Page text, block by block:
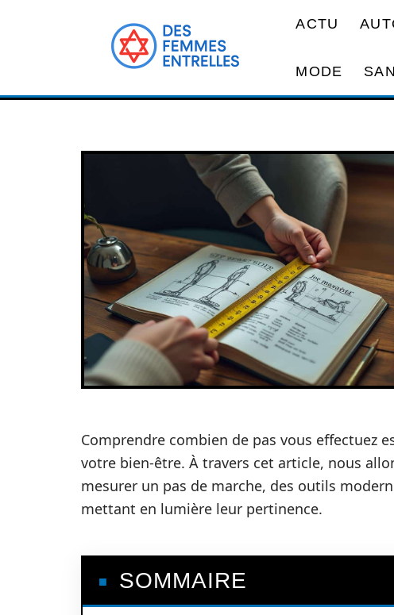
ACTU
MODE
Comprendre combien de pas vous effectuez
votre bien-être. À travers cet article, nous
mesurer un pas de marche, des outils
mettant en lumière leur pertinence.
SOMMAIRE